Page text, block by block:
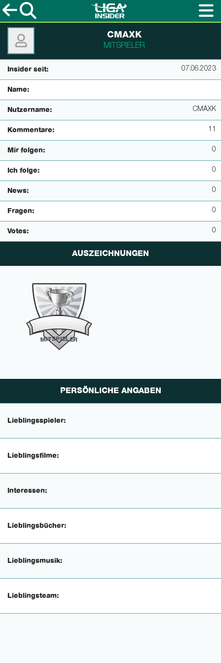
CMAXK
MITSPIELER
Insider seit: 07.06.2023
Name:
Nutzername: CMAXK
Kommentare: 11
Mir folgen: 0
Ich folge: 0
News: 0
Fragen: 0
Votes: 0
AUSZEICHNUNGEN
MITSPIELER
PERSÖNLICHE ANGABEN
Lieblingsspieler:
Lieblingsfilme:
Interessen:
Lieblingsbücher:
Lieblingsmusik:
Lieblingsteam: